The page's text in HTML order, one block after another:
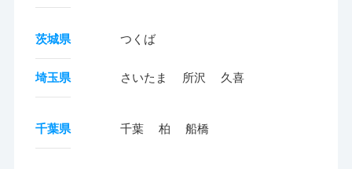
茨城県 つくば
埼玉県 さいたま 所沢 久喜
千葉県 千葉 柏 船橋